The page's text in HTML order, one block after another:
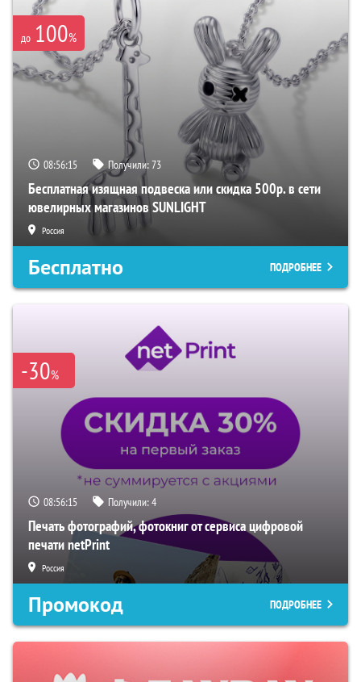
до 100%
08:56:14 Получили:73
Бесплатная изящная подвеска или скидка 500р. в сети
ювелирных магазинов SUNLIGHT
Россия
Бесплатно ПОДРОБНЕЕ
-30%
08:56:14 Получили:4
Печать фотографий, фотокниг от сервиса цифровой
печати netPrint
Россия
Промокод ПОДРОБНЕЕ